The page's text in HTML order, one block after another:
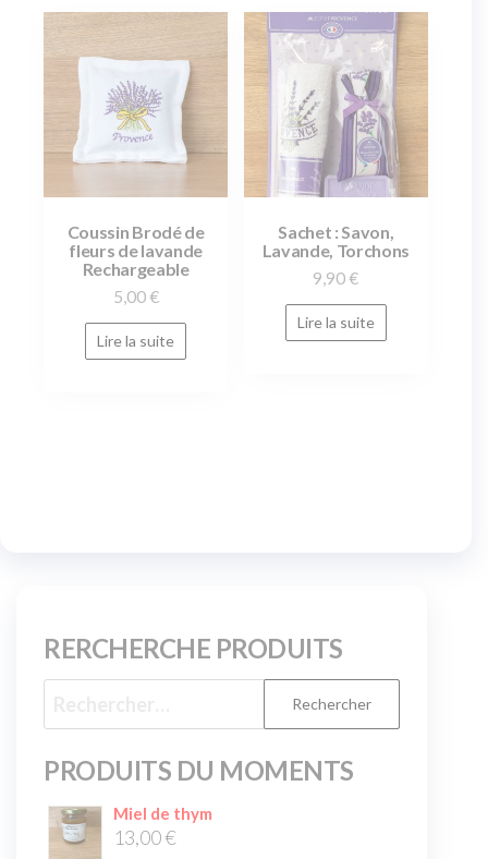
Coussin Brodé de
fleurs de lavande
Rechargeable
5,00 €
Lire la suite
Sachet : Savon,
Lavande, Torchons
9,90 €
Lire la suite
RERCHERCHE PRODUITS
PRODUITS DU MOMENTS
Miel de thym
13,00€